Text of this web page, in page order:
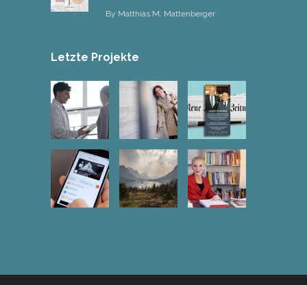
By Matthias M. Mattenberger
Letzte Projekte